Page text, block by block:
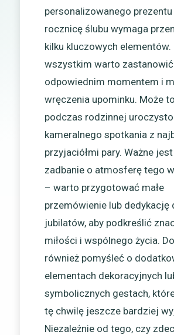
personalizowanego prezentu
rocznicę ślubu wymaga
kilku kluczowych elementów.
wszystkim warto zastanowić
odpowiednim momentem i
wręczenia upominku. Może
podczas rodzinnej
kameralnego spotkania z
przyjaciółmi pary. Ważne
zadbanie o atmosferę tego
– warto przygotować małe
przemówienie lub dedykację
jubilatów, aby podkreślić
miłości i wspólnego życia.
również pomyśleć o
elementach dekoracyjnych
symbolicznych gestach,
tę chwilę jeszcze bardziej
Niezależnie od tego, czy